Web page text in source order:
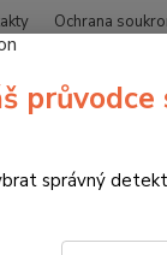
Ochrana
správný